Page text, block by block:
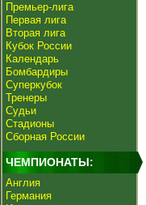
Премьер-лига
Первая лига
Вторая лига
Кубок России
Календарь
Бомбардиры
Суперкубок
Тренеры
Судьи
Стадионы
Сборная России
ЧЕМПИОНАТЫ:
Англия
Германия